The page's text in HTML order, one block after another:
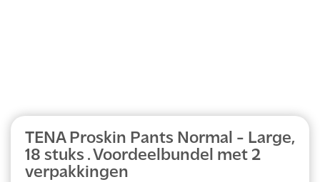
TENA Proskin Pants Normal - Large,
18 stuks . Voordeelbundel met 2
verpakkingen